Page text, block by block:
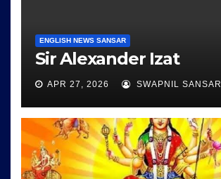
ENGLISH NEWS SANSAR
Sir Alexander Izat
APR 27, 2026 SWAPNIL SANSAR